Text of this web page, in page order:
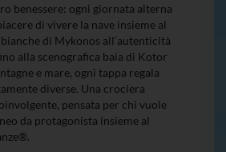
benessere: ogni giornata alterna
di vivere la nave insieme al
di Mykonos all’autenticità
alla scenografica baia di Kotor
e mare, ogni tappa regala
diverse. Una crociera
pensata per chi vuole
da protagonista insieme al